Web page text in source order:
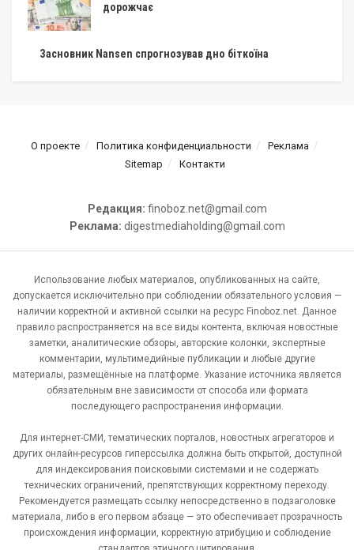
дорожчає
Засновник Nansen спрогнозував дно біткоїна
О проекте Политика конфиденциальности
Реклама
Sitemap
Контакти
Редакция: finoboz.net@gmail.com
Реклама: digestmediaholding@gmail.com
Использование любых материалов, опубликованных на сайте,
допускается исключительно при соблюдении обязательного условия —
наличии корректной и активной ссылки на ресурс Finoboz.net. Данное
правило распространяется на все виды контента, включая новостные
заметки, аналитические обзоры, авторские колонки, экспертные
комментарии, мультимедийные публикации и любые другие
материалы, размещённые на платформе. Указание источника является
обязательным вне зависимости от способа или формата
последующего распространения информации.
Для интернет-СМИ, тематических порталов, новостных агрегаторов и
других онлайн-ресурсов гиперссылка должна быть открытой, доступной
для индексирования поисковыми системами и не содержать
технических ограничений, препятствующих корректному переходу.
Рекомендуется размещать ссылку непосредственно в подзаголовке
материала, либо в его первом абзаце — это обеспечивает прозрачность
происхождения информации, корректную атрибуцию и соблюдение